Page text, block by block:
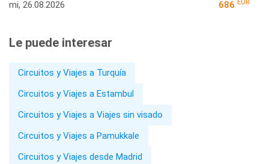
mi, 26.08.2026 686 EUR
Le puede interesar
Circuitos y Viajes a Turquía
Circuitos y Viajes a Estambul
Circuitos y Viajes a Viajes sin visado
Circuitos y Viajes a Pamukkale
Circuitos y Viajes desde Madrid